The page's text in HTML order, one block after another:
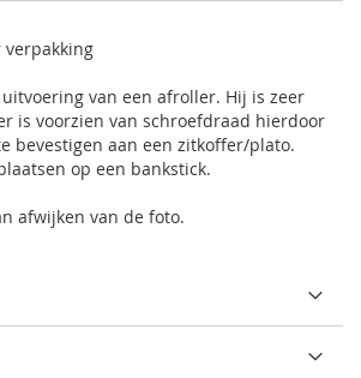
verpakking
van een afroller. Hij is zeer
is voorzien van schroefdraad hierdoor
bevestigen aan een zitkoffer/plato.
op een bankstick.
afwijken van de foto.